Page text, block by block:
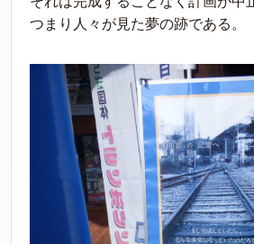
つまり人々が見た夢の跡である。